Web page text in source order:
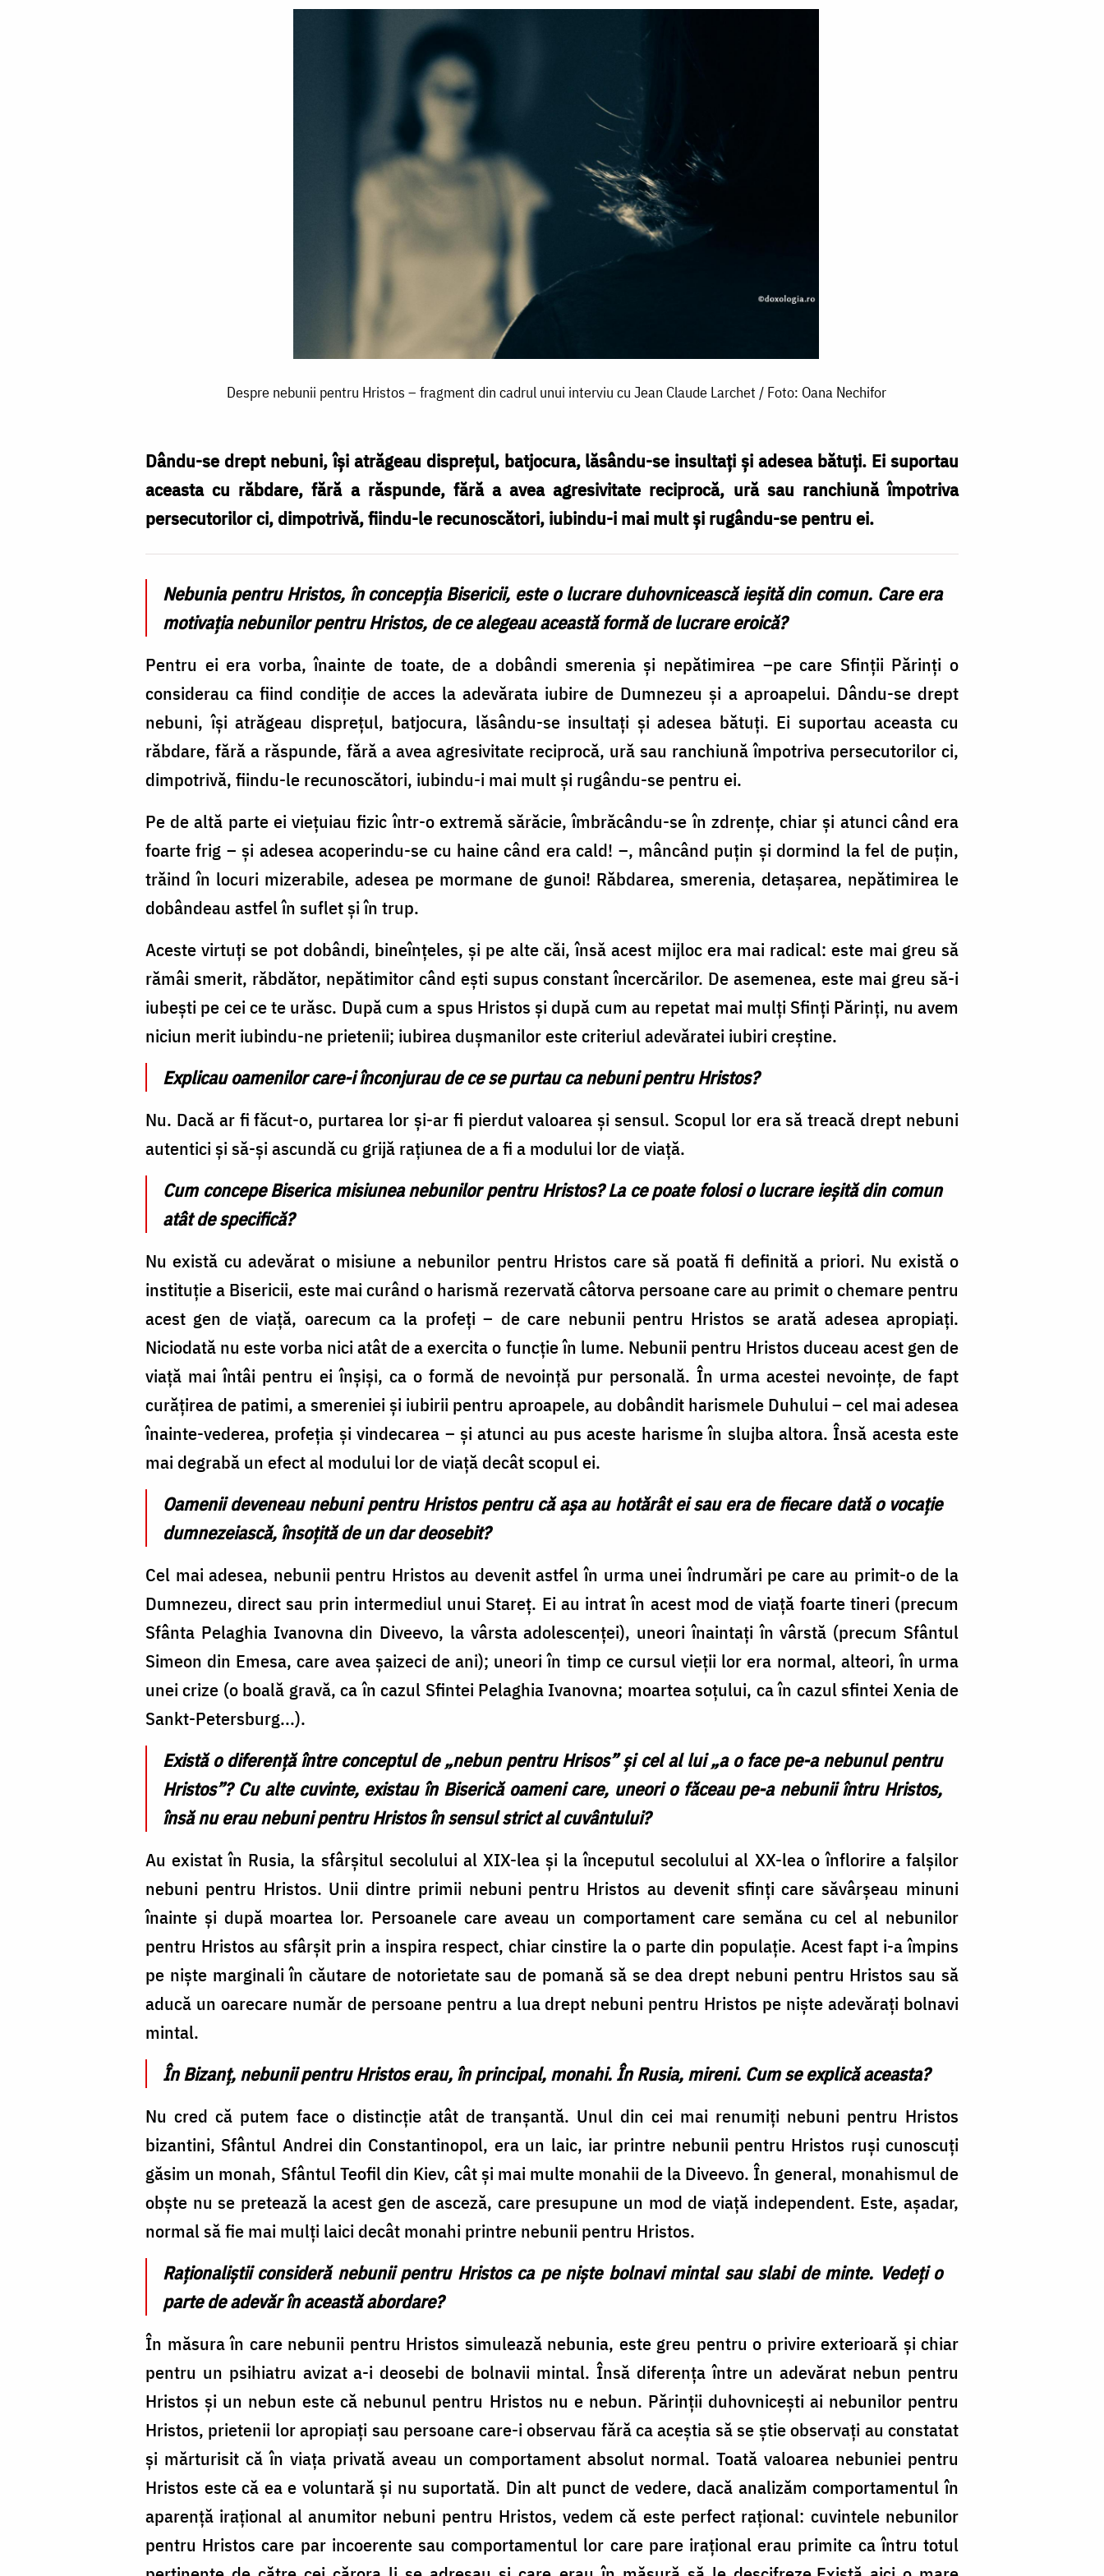
Despre nebunii pentru Hristos – fragment din cadrul unui interviu cu Jean Claude Larchet / Foto: Oana Nechifor
Dându-se drept nebuni, îşi atrăgeau dispreţul, batjocura, lăsându-se insultaţi şi adesea bătuţi. Ei suportau
aceasta cu răbdare, fără a răspunde, fără a avea agresivitate reciprocă, ură sau ranchiună împotriva
persecutorilor ci, dimpotrivă, fiindu-le recunoscători, iubindu-i mai mult şi rugându-se pentru ei.
Nebunia pentru Hristos, în concepţia Bisericii, este o lucrare duhovnicească ieşită din comun. Care era
motivaţia nebunilor pentru Hristos, de ce alegeau această formă de lucrare eroică?
Pentru ei era vorba, înainte de toate, de a dobândi smerenia şi nepătimirea –pe care Sfinţii Părinţi o
considerau ca fiind condiţie de acces la adevărata iubire de Dumnezeu şi a aproapelui. Dându-se drept
nebuni, îşi atrăgeau dispreţul, batjocura, lăsându-se insultaţi şi adesea bătuţi. Ei suportau aceasta cu
răbdare, fără a răspunde, fără a avea agresivitate reciprocă, ură sau ranchiună împotriva persecutorilor ci,
dimpotrivă, fiindu-le recunoscători, iubindu-i mai mult şi rugându-se pentru ei.
Pe de altă parte ei vieţuiau fizic într-o extremă sărăcie, îmbrăcându-se în zdrenţe, chiar şi atunci când era
foarte frig – şi adesea acoperindu-se cu haine când era cald! –, mâncând puţin şi dormind la fel de puţin,
trăind în locuri mizerabile, adesea pe mormane de gunoi! Răbdarea, smerenia, detaşarea, nepătimirea le
dobândeau astfel în suflet şi în trup.
Aceste virtuţi se pot dobândi, bineînţeles, și pe alte căi, însă acest mijloc era mai radical: este mai greu să
rămâi smerit, răbdător, nepătimitor când eşti supus constant încercărilor. De asemenea, este mai greu să-i
iubeşti pe cei ce te urăsc. După cum a spus Hristos şi după cum au repetat mai mulţi Sfinţi Părinţi, nu avem
niciun merit iubindu-ne prietenii; iubirea duşmanilor este criteriul adevăratei iubiri creştine.
Explicau oamenilor care-i înconjurau de ce se purtau ca nebuni pentru Hristos?
Nu. Dacă ar fi făcut-o, purtarea lor şi-ar fi pierdut valoarea şi sensul. Scopul lor era să treacă drept nebuni
autentici şi să-şi ascundă cu grijă raţiunea de a fi a modului lor de viaţă.
Cum concepe Biserica misiunea nebunilor pentru Hristos? La ce poate folosi o lucrare ieşită din comun
atât de specifică?
Nu există cu adevărat o misiune a nebunilor pentru Hristos care să poată fi definită a priori. Nu există o
instituţie a Bisericii, este mai curând o harismă rezervată câtorva persoane care au primit o chemare pentru
acest gen de viaţă, oarecum ca la profeţi – de care nebunii pentru Hristos se arată adesea apropiaţi.
Niciodată nu este vorba nici atât de a exercita o funcţie în lume. Nebunii pentru Hristos duceau acest gen de
viaţă mai întâi pentru ei înşişi, ca o formă de nevoinţă pur personală. În urma acestei nevoinţe, de fapt
curăţirea de patimi, a smereniei şi iubirii pentru aproapele, au dobândit harismele Duhului – cel mai adesea
înainte-vederea, profeţia şi vindecarea – şi atunci au pus aceste harisme în slujba altora. Însă acesta este
mai degrabă un efect al modului lor de viaţă decât scopul ei.
Oamenii deveneau nebuni pentru Hristos pentru că aşa au hotărât ei sau era de fiecare dată o vocaţie
dumnezeiască, însoţită de un dar deosebit?
Cel mai adesea, nebunii pentru Hristos au devenit astfel în urma unei îndrumări pe care au primit-o de la
Dumnezeu, direct sau prin intermediul unui Stareţ. Ei au intrat în acest mod de viaţă foarte tineri (precum
Sfânta Pelaghia Ivanovna din Diveevo, la vârsta adolescenţei), uneori înaintaţi în vârstă (precum Sfântul
Simeon din Emesa, care avea şaizeci de ani); uneori în timp ce cursul vieţii lor era normal, alteori, în urma
unei crize (o boală gravă, ca în cazul Sfintei Pelaghia Ivanovna; moartea soţului, ca în cazul sfintei Xenia de
Sankt-Petersburg...).
Există o diferenţă între conceptul de „nebun pentru Hrisos” şi cel al lui „a o face pe-a nebunul pentru
Hristos”? Cu alte cuvinte, existau în Biserică oameni care, uneori o făceau pe-a nebunii întru Hristos,
însă nu erau nebuni pentru Hristos în sensul strict al cuvântului?
Au existat în Rusia, la sfârşitul secolului al XIX-lea şi la începutul secolului al XX-lea o înflorire a falşilor
nebuni pentru Hristos. Unii dintre primii nebuni pentru Hristos au devenit sfinţi care săvârşeau minuni
înainte şi după moartea lor. Persoanele care aveau un comportament care semăna cu cel al nebunilor
pentru Hristos au sfârşit prin a inspira respect, chiar cinstire la o parte din populaţie. Acest fapt i-a împins
pe nişte marginali în căutare de notorietate sau de pomană să se dea drept nebuni pentru Hristos sau să
aducă un oarecare număr de persoane pentru a lua drept nebuni pentru Hristos pe nişte adevăraţi bolnavi
mintal.
În Bizanţ, nebunii pentru Hristos erau, în principal, monahi. În Rusia, mireni. Cum se explică aceasta?
Nu cred că putem face o distincţie atât de tranşantă. Unul din cei mai renumiţi nebuni pentru Hristos
bizantini, Sfântul Andrei din Constantinopol, era un laic, iar printre nebunii pentru Hristos ruşi cunoscuţi
găsim un monah, Sfântul Teofil din Kiev, cât şi mai multe monahii de la Diveevo. În general, monahismul de
obşte nu se pretează la acest gen de asceză, care presupune un mod de viaţă independent. Este, aşadar,
normal să fie mai mulţi laici decât monahi printre nebunii pentru Hristos.
Raţionaliştii consideră nebunii pentru Hristos ca pe nişte bolnavi mintal sau slabi de minte. Vedeţi o
parte de adevăr în această abordare?
În măsura în care nebunii pentru Hristos simulează nebunia, este greu pentru o privire exterioară şi chiar
pentru un psihiatru avizat a-i deosebi de bolnavii mintal. Însă diferenţa între un adevărat nebun pentru
Hristos şi un nebun este că nebunul pentru Hristos nu e nebun. Părinţii duhovniceşti ai nebunilor pentru
Hristos, prietenii lor apropiaţi sau persoane care-i observau fără ca aceştia să se ştie observaţi au constatat
şi mărturisit că în viaţa privată aveau un comportament absolut normal. Toată valoarea nebuniei pentru
Hristos este că ea e voluntară şi nu suportată. Din alt punct de vedere, dacă analizăm comportamentul în
aparenţă iraţional al anumitor nebuni pentru Hristos, vedem că este perfect raţional: cuvintele nebunilor
pentru Hristos care par incoerente sau comportamentul lor care pare iraţional erau primite ca întru totul